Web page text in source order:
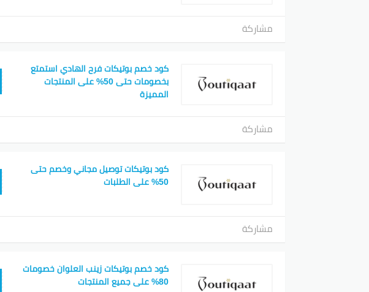
مشاركة
كود خصم بوتيكات فرح الهادي استمتع
بخصومات حتى 50% على المنتجات
المميزة
مشاركة
كود بوتيكات توصيل مجاني وخصم حتى
50% على الطلبات
مشاركة
كود خصم بوتيكات زينب العلوان خصومات
80% على جميع المنتجات